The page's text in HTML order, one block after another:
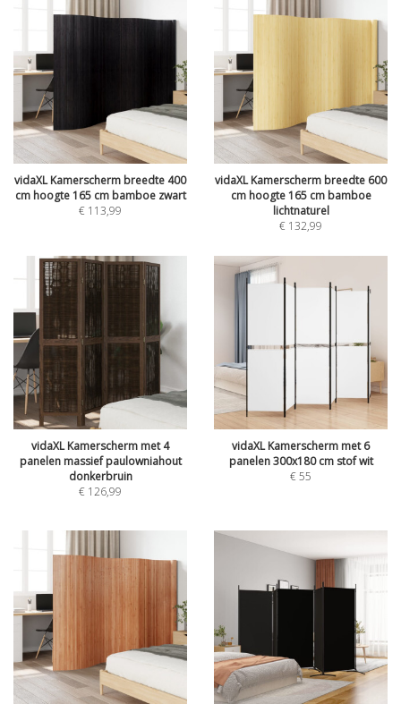
vidaXL Kamerscherm breedte 400
cm hoogte 165 cm bamboe zwart
€ 113,99
vidaXL Kamerscherm breedte 600
cm hoogte 165 cm bamboe
lichtnaturel
€ 132,99
vidaXL Kamerscherm met 4
panelen massief paulowniahout
donkerbruin
€ 126,99
vidaXL Kamerscherm met 6
panelen 300x180 cm stof wit
€55